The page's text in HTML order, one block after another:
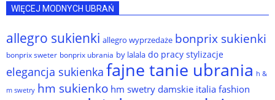
WIĘCEJ MODNYCH UBRAŃ
allegro sukienki allegro wyprzedaże bonprix sukienki
bonprix sweter bonprix ubrania by lalala do pracy stylizacje
elegancja sukienka fajne tanie ubrania h &
m swetry hm sukienko hm swetry damskie italia fashion